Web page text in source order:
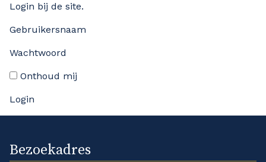
Login bij de site.
Gebruikersnaam
Wachtwoord
Onthoud mij
Bezoekadres